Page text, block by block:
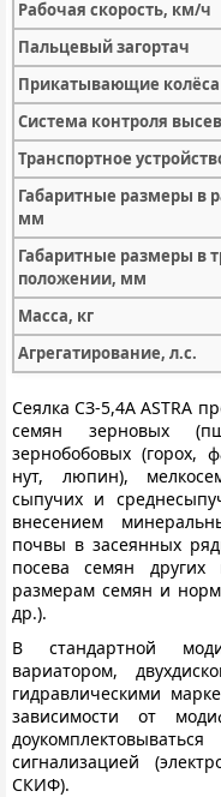
Рабочая скорость, км/ч
Пальцевый загортач
Прикатывающие колёса
Система контроля
Транспортное
Габаритные размеры в
мм
Габаритные размеры в
положении, мм
Масса, кг
Агрегатирование, л.с.
Сеялка СЗ-5,4А ASTRA
семян зерновых
зернобобовых (горох,
нут, люпин),
сыпучих и
внесением
почвы в засеянных
посева семян
размерам семян и
др.).
В стандартной
вариатором,
гидравлическими
зависимости от
сигнализацией
СКИФ).